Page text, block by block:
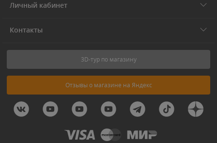
Личный кабинет
Контакты
3D-тур по магазину
Отзывы о магазине на Яндекс